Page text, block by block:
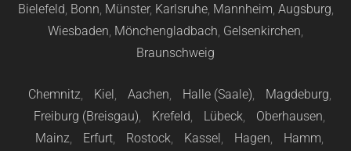
Bielefeld, Bonn, Münster, Karlsruhe, Mannheim, Augsburg,
Wiesbaden, Mönchengladbach, Gelsenkirchen,
Braunschweig
Chemnitz, Kiel, Aachen, Halle (Saale), Magdeburg,
Freiburg (Breisgau), Krefeld, Lübeck, Oberhausen,
Mainz, Erfurt, Rostock, Kassel, Hagen, Hamm,